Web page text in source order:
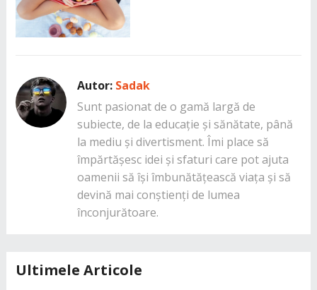
Autor: Sadak
Sunt pasionat de o gamă largă de
subiecte, de la educație și sănătate, până
la mediu și divertisment. Îmi place să
împărtășesc idei și sfaturi care pot ajuta
oamenii să își îmbunătățească viața și să
devină mai conștienți de lumea
înconjurătoare.
Ultimele Articole